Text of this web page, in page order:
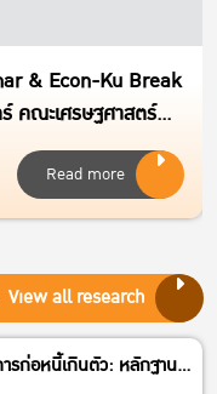
& Econ-Ku Break
คณะเศรษฐศาสตร์
ณ์ บุคลิกภาพ และการ
and Online
in
Read more
View all research
ารก่อหนี้เกินตัว: หลักฐาน